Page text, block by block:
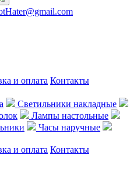
и оплата Контакты
Светильники накладные
Лампы настольные
Часы наручные
и оплата Контакты